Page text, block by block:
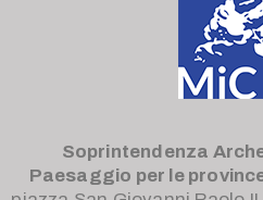
Soprintendenza
Paesaggio per le